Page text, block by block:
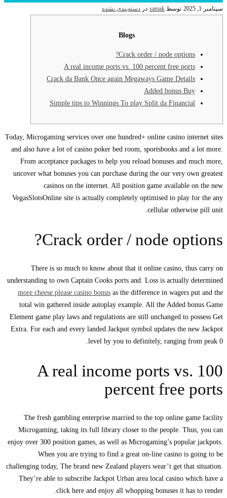
سپتامبر 1, 2025 توسط samak در دسته‌بندی نشده
Blogs
Crack order / node options?
A real income ports vs. 100 percent free ports
Crack da Bank Once again Megaways Game Details
Added bonus Buy
Simple tips to Winnings To play Split da Financial
Today, Microgaming services over one hundred+ online casino internet sites
and also have a lot of casino poker bed room, sportsbooks and a lot more.
From acceptance packages to help you reload bonuses and much more,
uncover what bonuses you can purchase during the our very own greatest
casinos on the internet. All position game available on the new
VegasSlotsOnline site is actually completely optimised to play for the any
cellular otherwise pill unit.
Crack order / node options?
There is so much to know about that it online casino, thus carry on
understanding to own Captain Cooks ports and. Loss is actually determined
more cheese please casino bonus as the difference in wagers put and the
total win gathered inside autoplay example. All the Added bonus Game
Element game play laws and regulations are still unchanged to possess Get
Extra. For each and every landed Jackpot symbol updates the new Jackpot
level by you to definitely, ranging from peak 0.
A real income ports vs. 100
percent free ports
The fresh gambling enterprise married to the top online game facility
Microgaming, taking its full library closer to the people. Thus, you can
enjoy over 300 position games, as well as Microgaming’s popular jackpots.
When you are trying to find a great on-line casino is going to be
challenging today, The brand new Zealand players wear’t get that situation.
They’re able to subscribe Jackpot Urban area local casino which have a
click here and enjoy all whopping bonuses it has to render.